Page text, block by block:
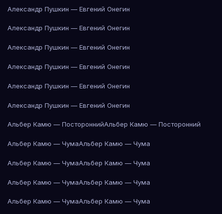
Александр Пушкин — Евгений Онегин
Александр Пушкин — Евгений Онегин
Александр Пушкин — Евгений Онегин
Александр Пушкин — Евгений Онегин
Александр Пушкин — Евгений Онегин
Александр Пушкин — Евгений Онегин
Альбер Камю — ПостороннийАльбер Камю — Посторонний
Альбер Камю — ЧумаАльбер Камю — Чума
Альбер Камю — ЧумаАльбер Камю — Чума
Альбер Камю — ЧумаАльбер Камю — Чума
Альбер Камю — ЧумаАльбер Камю — Чума